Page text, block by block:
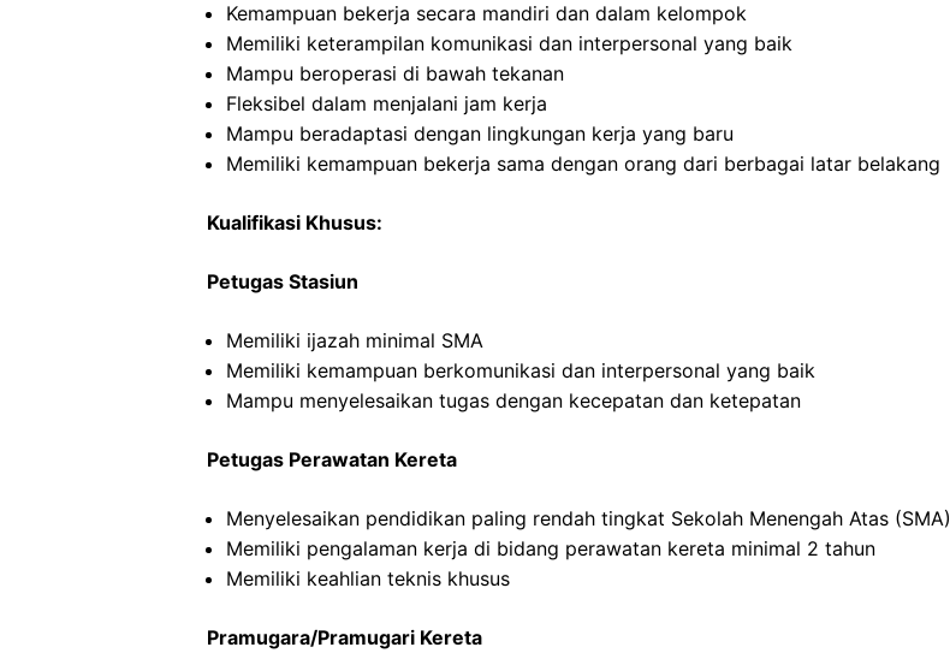
Kemampuan bekerja secara mandiri dan dalam kelompok
Memiliki keterampilan komunikasi dan interpersonal yang baik
Mampu beroperasi di bawah tekanan
Fleksibel dalam menjalani jam kerja
Mampu beradaptasi dengan lingkungan kerja yang baru
Memiliki kemampuan bekerja sama dengan orang dari berbagai latar belakang
Kualifikasi Khusus:
Petugas Stasiun
Memiliki ijazah minimal SMA
Memiliki kemampuan berkomunikasi dan interpersonal yang baik
Mampu menyelesaikan tugas dengan kecepatan dan ketepatan
Petugas Perawatan Kereta
Menyelesaikan pendidikan paling rendah tingkat Sekolah Menengah Atas (SMA)
Memiliki pengalaman kerja di bidang perawatan kereta minimal 2 tahun
Memiliki keahlian teknis khusus
Pramugara/Pramugari Kereta